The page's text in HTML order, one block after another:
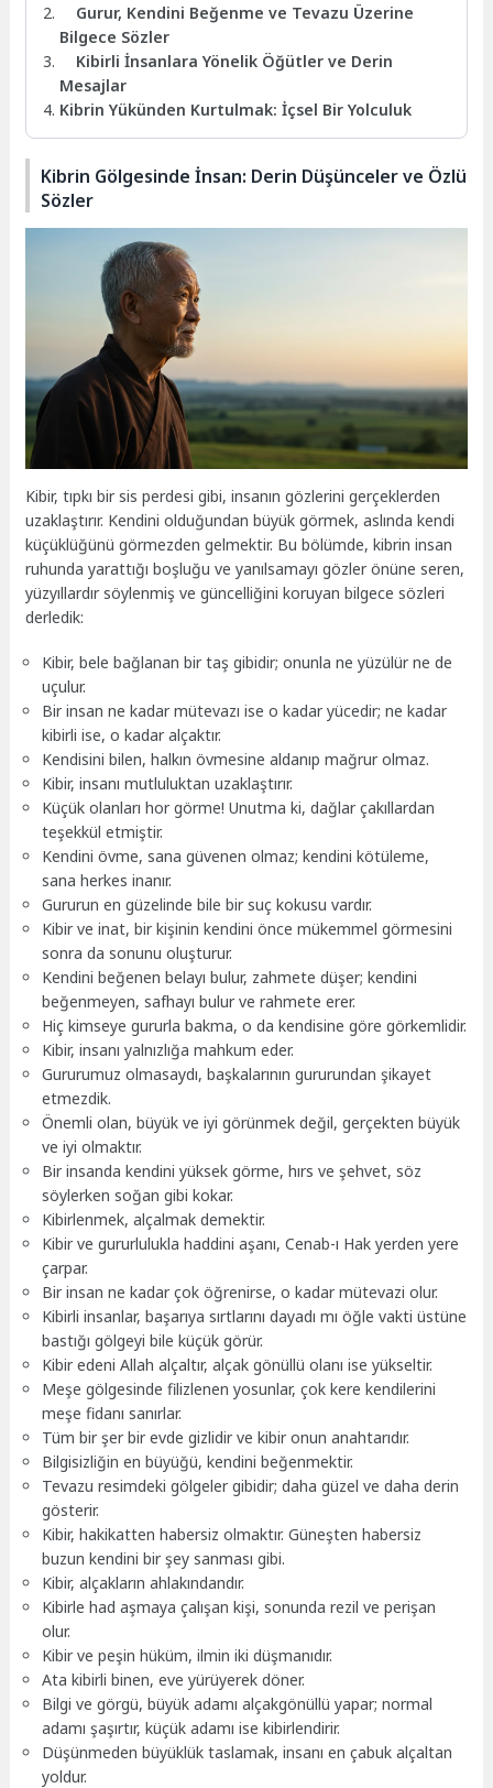
Gurur, Kendini Beğenme ve Tevazu Üzerine
Bilgece Sözler
Kibirli İnsanlara Yönelik Öğütler ve Derin
Mesajlar
Kibrin Yükünden Kurtulmak: İçsel Bir Yolculuk
Kibrin Gölgesinde İnsan: Derin Düşünceler ve Özlü
Sözler
Kibir, tıpkı bir sis perdesi gibi, insanın gözlerini gerçeklerden
uzaklaştırır. Kendini olduğundan büyük görmek, aslında kendi
küçüklüğünü görmezden gelmektir. Bu bölümde, kibrin insan
ruhunda yarattığı boşluğu ve yanılsamayı gözler önüne seren,
yüzyıllardır söylenmiş ve güncelliğini koruyan bilgece sözleri
derledik:
Kibir, bele bağlanan bir taş gibidir; onunla ne yüzülür ne de
uçulur.
Bir insan ne kadar mütevazı ise o kadar yücedir; ne kadar
kibirli ise, o kadar alçaktır.
Kendisini bilen, halkın övmesine aldanıp mağrur olmaz.
Kibir, insanı mutluluktan uzaklaştırır.
Küçük olanları hor görme! Unutma ki, dağlar çakıllardan
teşekkül etmiştir.
Kendini övme, sana güvenen olmaz; kendini kötüleme,
sana herkes inanır.
Gururun en güzelinde bile bir suç kokusu vardır.
Kibir ve inat, bir kişinin kendini önce mükemmel görmesini
sonra da sonunu oluşturur.
Kendini beğenen belayı bulur, zahmete düşer; kendini
beğenmeyen, safhayı bulur ve rahmete erer.
Hiç kimseye gururla bakma, o da kendisine göre görkemlidir.
Kibir, insanı yalnızlığa mahkum eder.
Gururumuz olmasaydı, başkalarının gururundan şikayet
etmezdik.
Önemli olan, büyük ve iyi görünmek değil, gerçekten büyük
ve iyi olmaktır.
Bir insanda kendini yüksek görme, hırs ve şehvet, söz
söylerken soğan gibi kokar.
Kibirlenmek, alçalmak demektir.
Kibir ve gururlulukla haddini aşanı, Cenab-ı Hak yerden yere
çarpar.
Bir insan ne kadar çok öğrenirse, o kadar mütevazi olur.
Kibirli insanlar, başarıya sırtlarını dayadı mı öğle vakti üstüne
bastığı gölgeyi bile küçük görür.
Kibir edeni Allah alçaltır, alçak gönüllü olanı ise yükseltir.
Meşe gölgesinde filizlenen yosunlar, çok kere kendilerini
meşe fidanı sanırlar.
Tüm bir şer bir evde gizlidir ve kibir onun anahtarıdır.
Bilgisizliğin en büyüğü, kendini beğenmektir.
Tevazu resimdeki gölgeler gibidir; daha güzel ve daha derin
gösterir.
Kibir, hakikatten habersiz olmaktır. Güneşten habersiz
buzun kendini bir şey sanması gibi.
Kibir, alçakların ahlakındandır.
Kibirle had aşmaya çalışan kişi, sonunda rezil ve perişan
olur.
Kibir ve peşin hüküm, ilmin iki düşmanıdır.
Ata kibirli binen, eve yürüyerek döner.
Bilgi ve görgü, büyük adamı alçakgönüllü yapar; normal
adamı şaşırtır, küçük adamı ise kibirlendirir.
Düşünmeden büyüklük taslamak, insanı en çabuk alçaltan
yoldur.